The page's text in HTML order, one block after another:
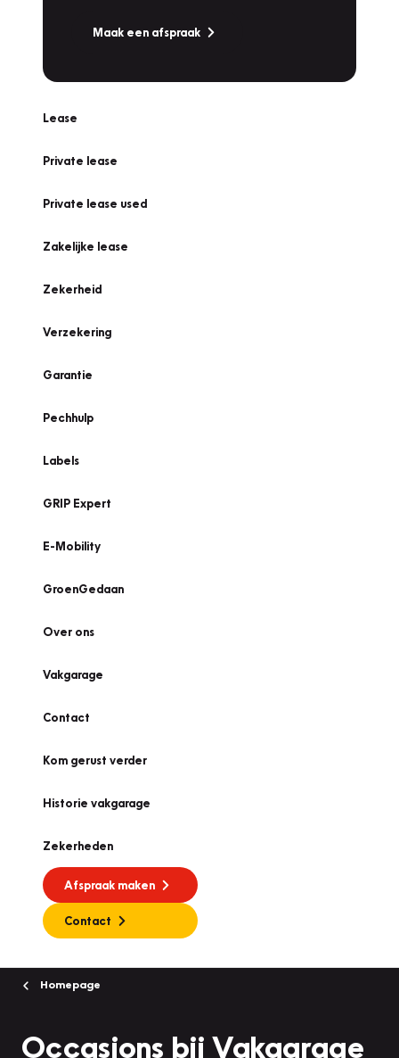
Maak een afspraak
Lease
Private lease
Private lease used
Zakelijke lease
Zekerheid
Verzekering
Garantie
Pechhulp
Labels
GRIP Expert
E-Mobility
GroenGedaan
Over ons
Vakgarage
Contact
Kom gerust verder
Historie vakgarage
Zekerheden
Afspraak maken
Contact
Homepage
Occasions bij Vakgarage